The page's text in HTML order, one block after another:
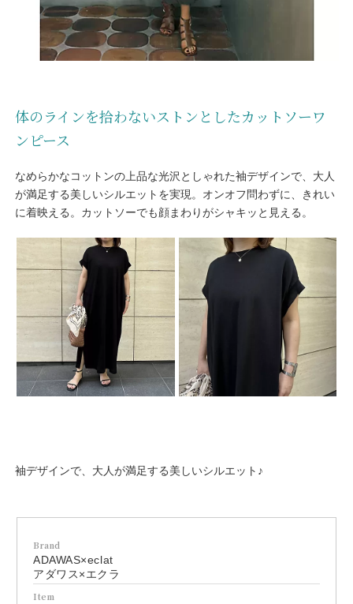
体のラインを拾わないストンとしたカットソーワ
ンピース
なめらかなコットンの上品な光沢としゃれた袖デザインで、大人
が満足する美しいシルエットを実現。オンオフ問わずに、きれい
に着映える。カットソーでも顔まわりがシャキッと見える。
袖デザインで、大人が満足する美しいシルエット♪
Brand
ADAWAS×eclat
アダワス×エクラ
Item